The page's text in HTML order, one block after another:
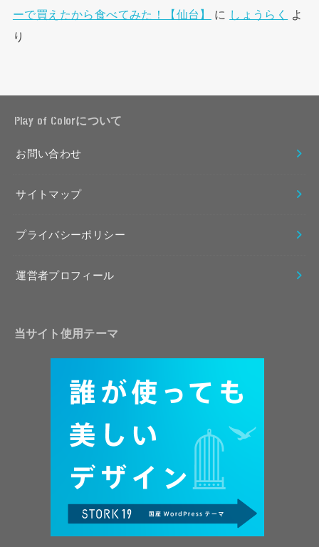
ーで買えたから食べてみた！【仙台】
に しょうらく
よ
り
Play of Colorについて
お問い合わせ
サイトマップ
プライバシーポリシー
運営者プロフィール
当サイト使用テーマ